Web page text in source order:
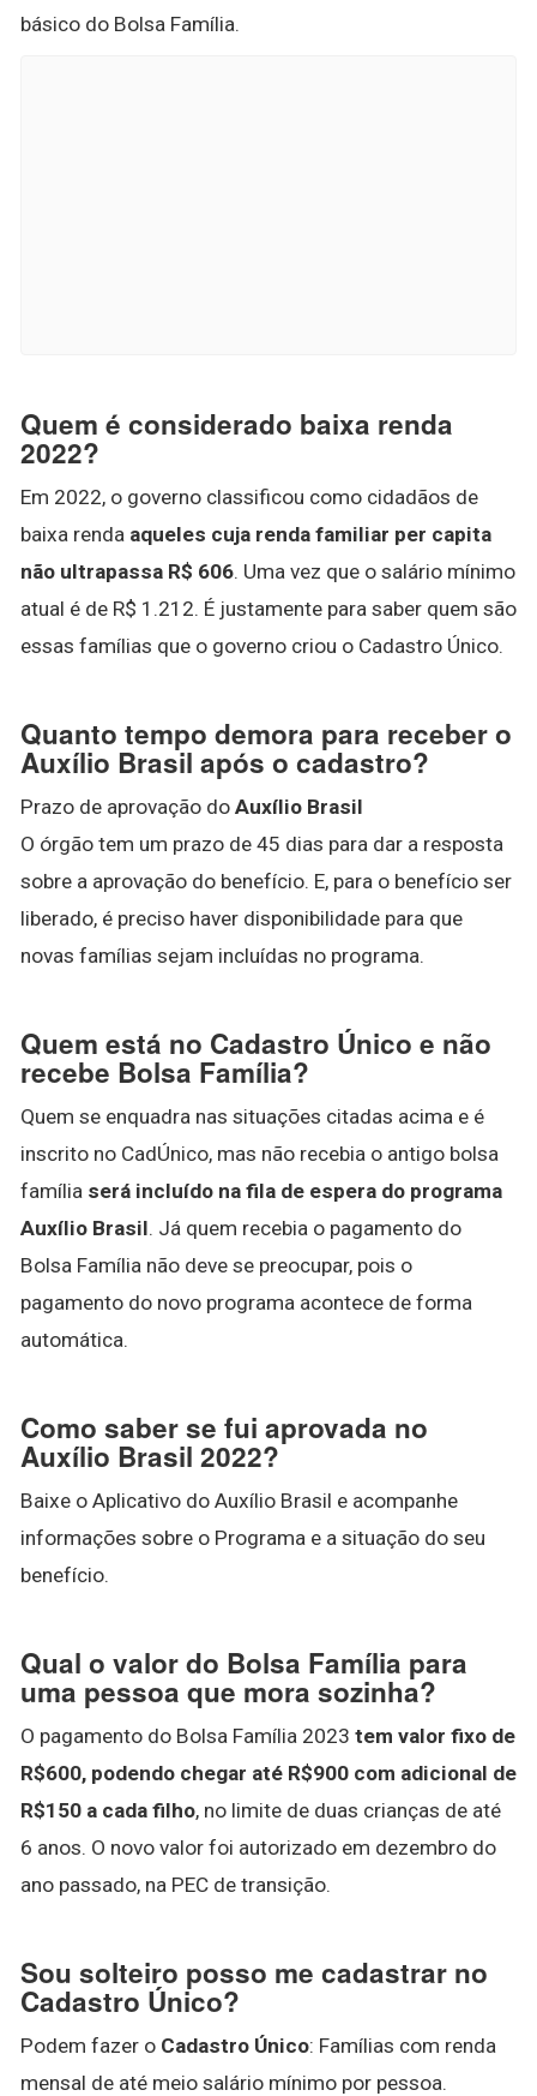
básico do Bolsa Família.
Quem é considerado baixa renda
2022?
Em 2022, o governo classificou como cidadãos de
baixa renda aqueles cuja renda familiar per capita
não ultrapassa R$ 606. Uma vez que o salário mínimo
atual é de R$ 1.212. É justamente para saber quem são
essas famílias que o governo criou o Cadastro Único.
Quanto tempo demora para receber o
Auxílio Brasil após o cadastro?
Prazo de aprovação do Auxílio Brasil
O órgão tem um prazo de 45 dias para dar a resposta
sobre a aprovação do benefício. E, para o benefício ser
liberado, é preciso haver disponibilidade para que
novas famílias sejam incluídas no programa.
Quem está no Cadastro Único e não
recebe Bolsa Família?
Quem se enquadra nas situações citadas acima e é
inscrito no CadÚnico, mas não recebia o antigo bolsa
família será incluído na fila de espera do programa
Auxílio Brasil. Já quem recebia o pagamento do
Bolsa Família não deve se preocupar, pois o
pagamento do novo programa acontece de forma
automática.
Como saber se fui aprovada no
Auxílio Brasil 2022?
Baixe o Aplicativo do Auxílio Brasil e acompanhe
informações sobre o Programa e a situação do seu
benefício.
Qual o valor do Bolsa Família para
uma pessoa que mora sozinha?
O pagamento do Bolsa Família 2023 tem valor fixo de
R$600, podendo chegar até R$900 com adicional de
R$150 a cada filho, no limite de duas crianças de até
6 anos. O novo valor foi autorizado em dezembro do
ano passado, na PEC de transição.
Sou solteiro posso me cadastrar no
Cadastro Único?
Podem fazer o Cadastro Único: Famílias com renda
mensal de até meio salário mínimo por pessoa.